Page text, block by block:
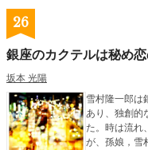
26
銀座のカクテルは秘め
坂本 光陽
雪村隆一郎は
あり、独創的
た。時は流れ
が、孫娘，雪村ミノリ